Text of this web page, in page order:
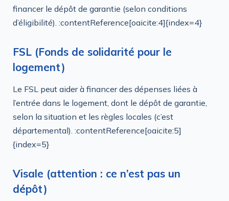
financer le dépôt de garantie (selon conditions
d’éligibilité). :contentReference[oaicite:4]{index=4}
FSL (Fonds de solidarité pour le
logement)
Le FSL peut aider à financer des dépenses liées à
l’entrée dans le logement, dont le dépôt de garantie,
selon la situation et les règles locales (c’est
départemental). :contentReference[oaicite:5]
{index=5}
Visale (attention : ce n’est pas un
dépôt)